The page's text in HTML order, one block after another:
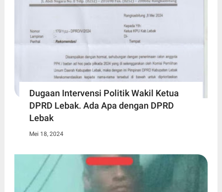
Dugaan Intervensi Politik Wakil Ketua
DPRD Lebak. Ada Apa dengan DPRD
Lebak
Mei 18, 2024